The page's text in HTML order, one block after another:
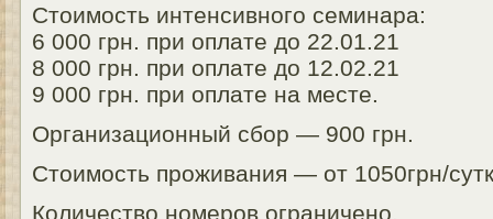
Стоимость интенсивного семинара:
6 000 грн. при оплате до 22.01.21
8 000 грн. при оплате до 12.02.21
9 000 грн. при оплате на месте.
Организационный сбор — 900 грн.
Стоимость проживания — от 1050грн/
Количество номеров ограничено.